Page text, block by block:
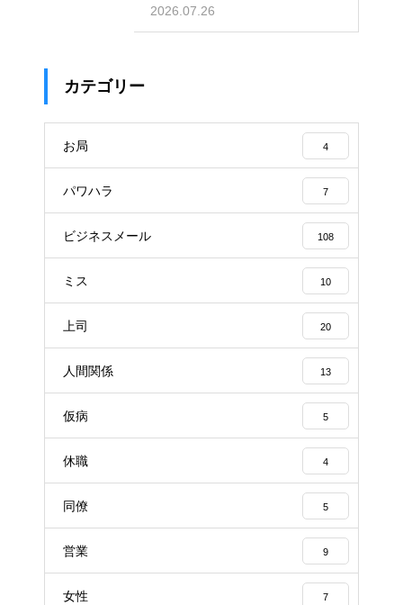
る例文
2026.07.26
カテゴリー
お局 4
パワハラ 7
ビジネスメール 108
ミス 10
上司 20
人間関係 13
仮病 5
休職 4
同僚 5
営業 9
女性 7